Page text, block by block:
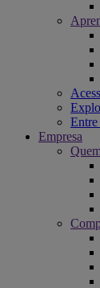
Entre
Empresa